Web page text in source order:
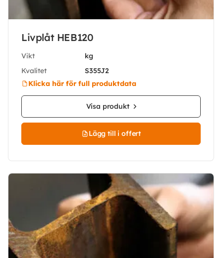
Livplåt HEB120
Vikt
kg
Kvalitet
S355J2
Klicka här för full produktdata
Visa produkt
Lägg till i offert